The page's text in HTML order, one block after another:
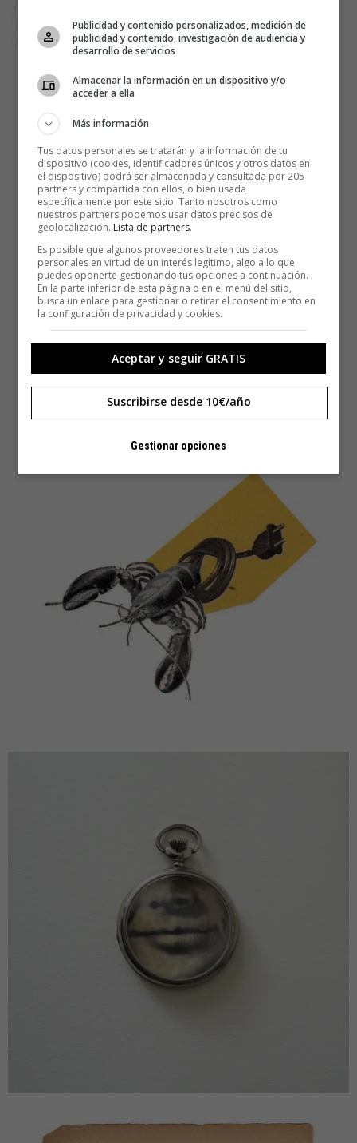
Publicidad y contenido personalizados, medición de
publicidad y contenido, investigación de audiencia y
desarrollo de servicios
Almacenar la información en un dispositivo y/o
acceder a ella
Más información
Tus datos personales se tratarán y la información de tu
dispositivo (cookies, identificadores únicos y otros datos en
el dispositivo) podrá ser almacenada y consultada por 205
partners y compartida con ellos, o bien usada
específicamente por este sitio. Tanto nosotros como
nuestros partners podemos usar datos precisos de
geolocalización. Lista de partners.
Es posible que algunos proveedores traten tus datos
personales en virtud de un interés legítimo, algo a lo que
puedes oponerte gestionando tus opciones a continuación.
En la parte inferior de esta página o en el menú del sitio,
busca un enlace para gestionar o retirar el consentimiento en
la configuración de privacidad y cookies.
Aceptar y seguir GRATIS
Suscribirse desde 10€/año
Gestionar opciones